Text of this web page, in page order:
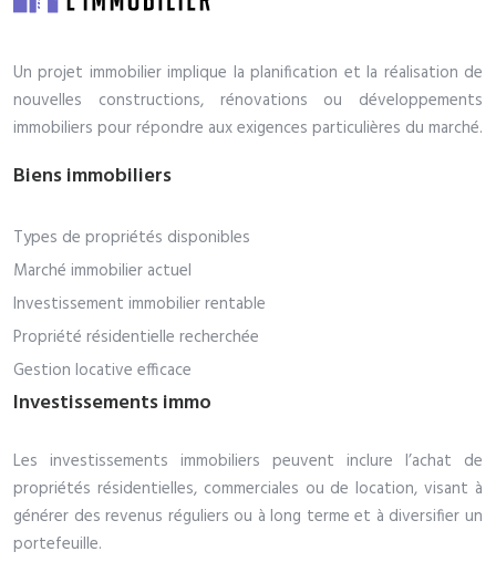
Un projet immobilier implique la planification et la réalisation de
nouvelles constructions, rénovations ou développements
immobiliers pour répondre aux exigences particulières du marché.
Biens immobiliers
Types de propriétés disponibles
Marché immobilier actuel
Investissement immobilier rentable
Propriété résidentielle recherchée
Gestion locative efficace
Investissements immo
Les investissements immobiliers peuvent inclure l’achat de
propriétés résidentielles, commerciales ou de location, visant à
générer des revenus réguliers ou à long terme et à diversifier un
portefeuille.